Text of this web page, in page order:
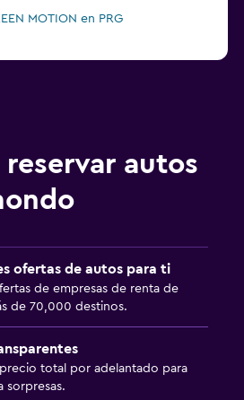
MOTION en PRG
autos
ofertas de autos para ti
de empresas de renta de
de 70,000 destinos.
total por adelantado para
sorpresas.